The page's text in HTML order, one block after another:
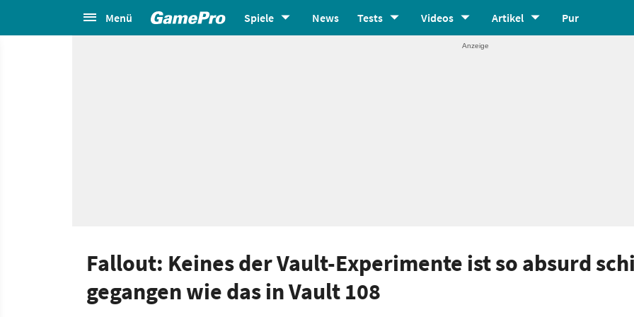
Menü Spiele News Tests Videos Artikel Pur
Fallout: Keines der Vault-Experimente ist so absurd
gegangen wie das in Vault 108